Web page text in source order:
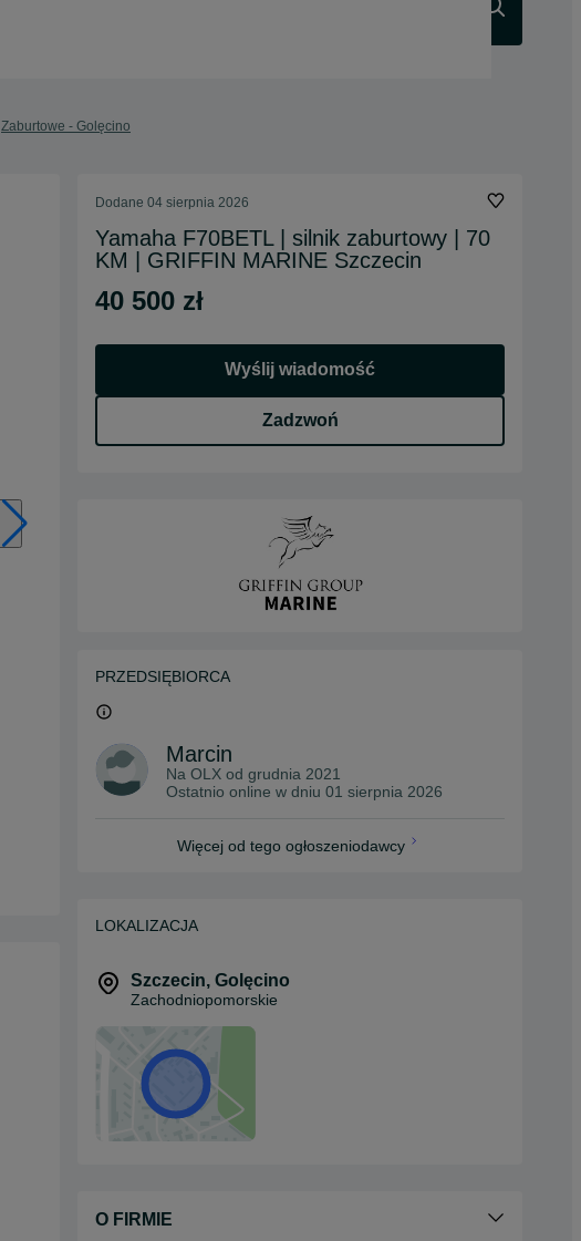
Zaburtowe - Golęcino
Dodane 04 sierpnia 2026
Yamaha F70BETL | silnik zaburtowy | 70
KM | GRIFFIN MARINE Szczecin
40 500 zł
Wyślij wiadomość
Zadzwoń
PRZEDSIĘBIORCA
Marcin
Na OLX od grudnia 2021
Ostatnio online w dniu 01 sierpnia 2026
Więcej od tego ogłoszeniodawcy
LOKALIZACJA
Szczecin, Golęcino
Zachodniopomorskie
O FIRMIE